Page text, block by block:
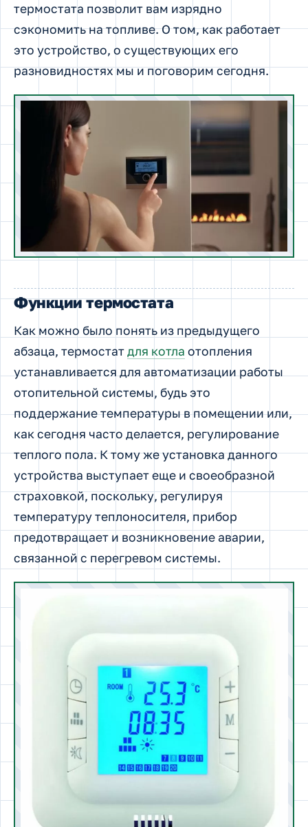
термостата позволит вам изрядно
сэкономить на топливе. О том, как работает
это устройство, о существующих его
разновидностях мы и поговорим сегодня.
Функции термостата
Как можно было понять из предыдущего
абзаца, термостатдля котла отопления
устанавливается для автоматизации работы
отопительной системы, будь это
поддержание температуры в помещении или,
как сегодня часто делается, регулирование
теплого пола. К тому же установка данного
устройства выступает еще и своеобразной
страховкой, поскольку, регулируя
температуру теплоносителя, прибор
предотвращает и возникновение аварии,
связанной с перегревом системы.